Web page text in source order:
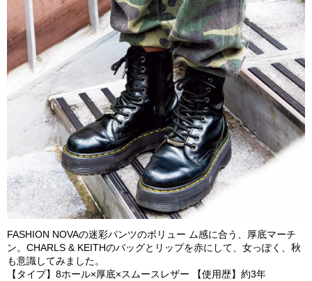
FASHION NOVAの迷彩パンツのボリュー ム感に合う、厚底マーチ
ン。CHARLS & KEITHのバッグとリップを赤にして、女っぽく、秋
も意識してみました。
【タイプ】8ホール×厚底×スムースレザー 【使用歴】約3年